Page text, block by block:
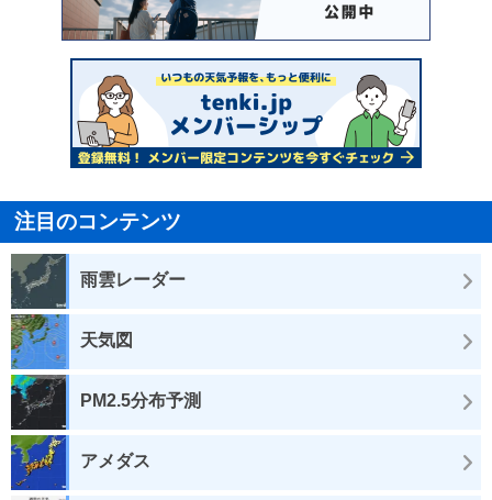
注目のコンテンツ
雨雲レーダー
天気図
PM2.5分布予測
アメダス